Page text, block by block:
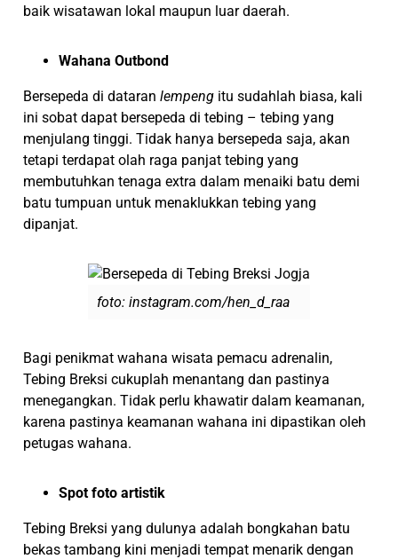
baik wisatawan lokal maupun luar daerah.
Wahana Outbond
Bersepeda di dataranlempeng itu sudahlah biasa, kali
ini sobat dapat bersepeda di tebing – tebing yang
menjulang tinggi. Tidak hanya bersepeda saja, akan
tetapi terdapat olah raga panjat tebing yang
membutuhkan tenaga extra dalam menaiki batu demi
batu tumpuan untuk menaklukkan tebing yang
dipanjat.
foto: instagram.com/hen_d_raa
Bagi penikmat wahana wisata pemacu adrenalin,
Tebing Breksi cukuplah menantang dan pastinya
menegangkan. Tidak perlu khawatir dalam keamanan,
karena pastinya keamanan wahana ini dipastikan oleh
petugas wahana.
Spot foto artistik
Tebing Breksi yang dulunya adalah bongkahan batu
bekas tambang kini menjadi tempat menarik dengan